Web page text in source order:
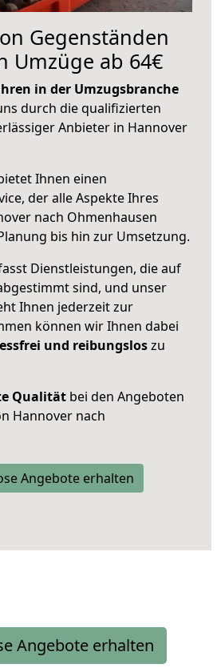
Gegenständen
Umzüge ab 64€
in der Umzugsbranche
durch die qualifizierten
Anbieter in Hannover
Ihnen einen
der alle Aspekte Ihres
nach Ohmenhausen
bis hin zur Umsetzung.
Dienstleistungen, die auf
sind, und unser
Ihnen jederzeit zur
können wir Ihnen dabei
und reibungsloszu
Qualität bei den Angeboten
Hannover nach
Angebote erhalten
Angebote erhalten